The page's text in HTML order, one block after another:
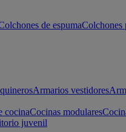
de espumaColchones
Armarios vestidores
cocinaCocinas modulares
juvenil